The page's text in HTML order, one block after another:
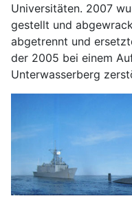
Universitäten. 2007
gestellt und
abgetrennt und
der 2005 bei einem
Unterwasserberg